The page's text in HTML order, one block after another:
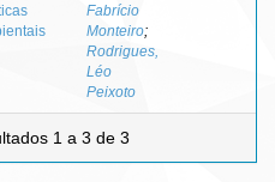
Fabrício
Monteiro;
Rodrigues,
Léo
Peixoto
1 a 3 de 3